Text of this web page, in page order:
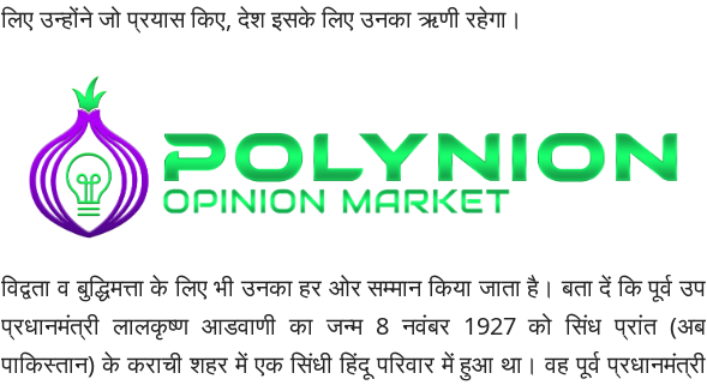
लिए उन्होंने जो प्रयास किए, देश इसके लिए उनका ऋणी रहेगा।
विद्वता व बुद्धिमत्ता के लिए भी उनका हर ओर सम्मान किया जाता है। बता दें कि पूर्व उप
प्रधानमंत्री लालकृष्ण आडवाणी का जन्म 8 नवंबर 1927 को सिंध प्रांत (अब
पाकिस्तान) के कराची शहर में एक सिंधी हिंदू परिवार में हुआ था। वह पूर्व प्रधानमंत्री